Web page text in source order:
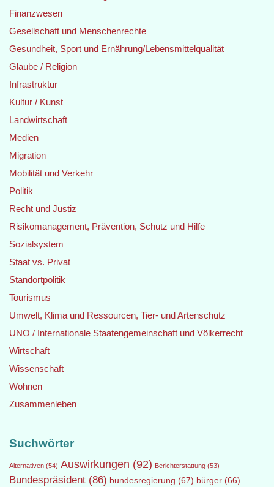
Finanzwesen
Gesellschaft und Menschenrechte
Gesundheit, Sport und Ernährung/Lebensmittelqualität
Glaube / Religion
Infrastruktur
Kultur / Kunst
Landwirtschaft
Medien
Migration
Mobilität und Verkehr
Politik
Recht und Justiz
Risikomanagement, Prävention, Schutz und Hilfe
Sozialsystem
Staat vs. Privat
Standortpolitik
Tourismus
Umwelt, Klima und Ressourcen, Tier- und Artenschutz
UNO / Internationale Staatengemeinschaft und Völkerrecht
Wirtschaft
Wissenschaft
Wohnen
Zusammenleben
Suchwörter
Alternativen (54) Auswirkungen (92) Berichterstattung (53)
Bundespräsident (86) bundesregierung (67) bürger (66)